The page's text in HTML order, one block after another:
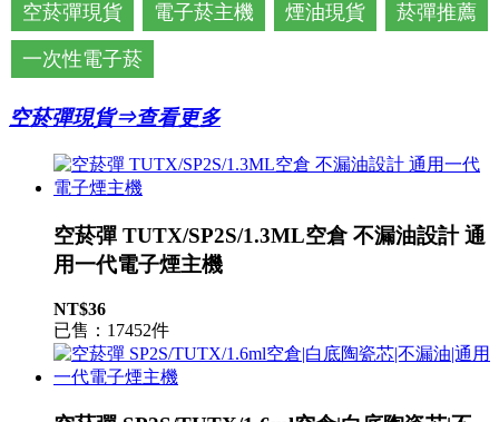
空菸彈現貨 電子菸主機 煙油現貨 菸彈推薦
一次性電子菸
空菸彈現貨⇒查看更多
空菸彈 TUTX/SP2S/1.3ML空倉 不漏油設計 通
用一代電子煙主機
NT$36
已售：17452件